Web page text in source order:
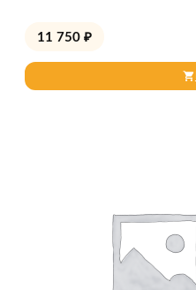
11 750 ₽